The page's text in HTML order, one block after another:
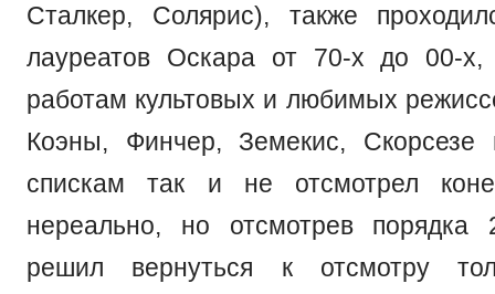
Сталкер, Солярис), также
лауреатов Оскара от 70-х до 00-
работам культовых и любимых
Коэны, Финчер, Земекис,
спискам так и не отсмотрел
нереально, но отсмотрев порядка
решил вернуться к отсмотру